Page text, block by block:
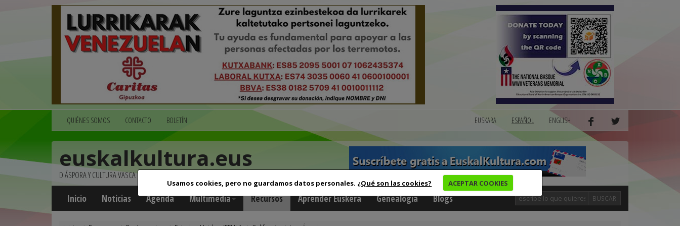
Usamos cookies, pero no guardamos datos personales. ¿Qué son las cookies? ACEPTAR COOKIES
QUIÉNES SOMOS CONTACTO BOLETÍN EUSKARA ESPAÑOL ENGLISH
euskalkultura.eus
DIÁSPORA Y CULTURA VASCA
Inicio Noticias Agenda Multimedia Recursos Aprender Euskera Genealogía Blogs BUSCAR